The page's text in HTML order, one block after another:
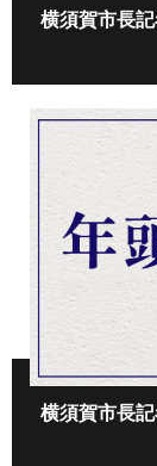
横須賀市長
横須賀市長記